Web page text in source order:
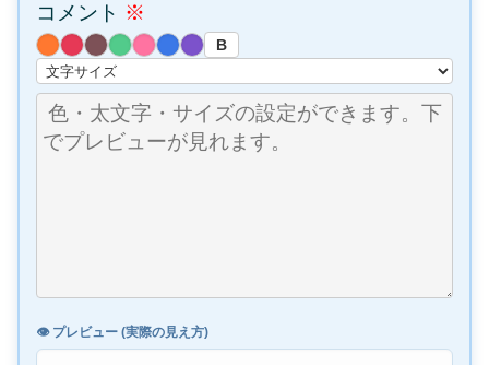
コメント ※
B
👁️ プレビュー (実際の見え方)